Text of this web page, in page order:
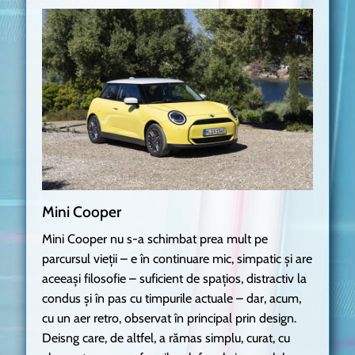
Mini Cooper
Mini Cooper nu s-a schimbat prea mult pe
parcursul vieții – e în continuare mic, simpatic și are
aceeași filosofie – suficient de spațios, distractiv la
condus și în pas cu timpurile actuale – dar, acum,
cu un aer retro, observat în principal prin design.
Deisng care, de altfel, a rămas simplu, curat, cu